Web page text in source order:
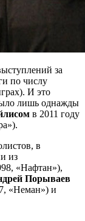
за
по числу
И это
лишь однажды
в 2011 году
в
из
«Нафтан»),
Порываев
«Неман») и